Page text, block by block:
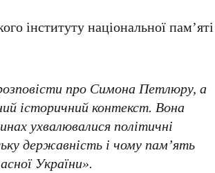
інституту національної пам’яті
про Симона Петлюру, а
історичний контекст. Вона
ухвалювалися політичні
державність і чому пам’ять
України».